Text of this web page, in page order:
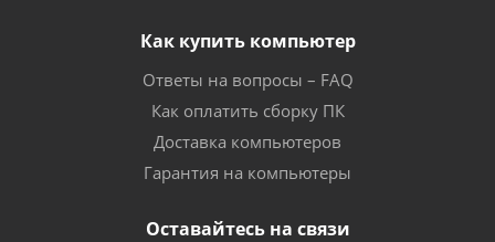
Как купить компьютер
Ответы на вопросы – FAQ
Как оплатить сборку ПК
Доставка компьютеров
Гарантия на компьютеры
Оставайтесь на связи